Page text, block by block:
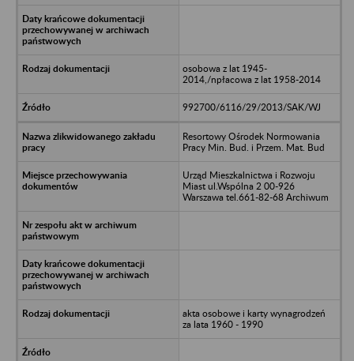
osobowa z lat 1945-
2014,/npłacowa z lat 1958-2014
992700/6116/29/2013/SAK/WJ
Resortowy Ośrodek Normowania
Pracy Min. Bud. i Przem. Mat. Bud
Urząd Mieszkalnictwa i Rozwoju
Miast ul.Wspólna 2 00-926
Warszawa tel.661-82-68 Archiwum
akta osobowe i karty wynagrodzeń
za lata 1960 - 1990